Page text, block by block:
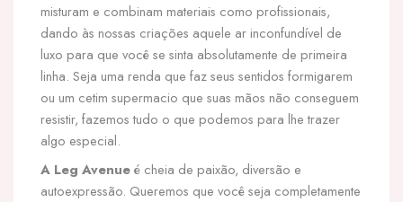
misturam e combinam materiais como profissionais,
dando às nossas criações aquele ar inconfundível de
luxo para que você se sinta absolutamente de primeira
linha. Seja uma renda que faz seus sentidos formigarem
ou um cetim supermacio que suas mãos não conseguem
resistir, fazemos tudo o que podemos para lhe trazer
algo especial.
A Leg Avenueé cheia de paixão, diversão e
autoexpressão. Queremos que você seja completamente